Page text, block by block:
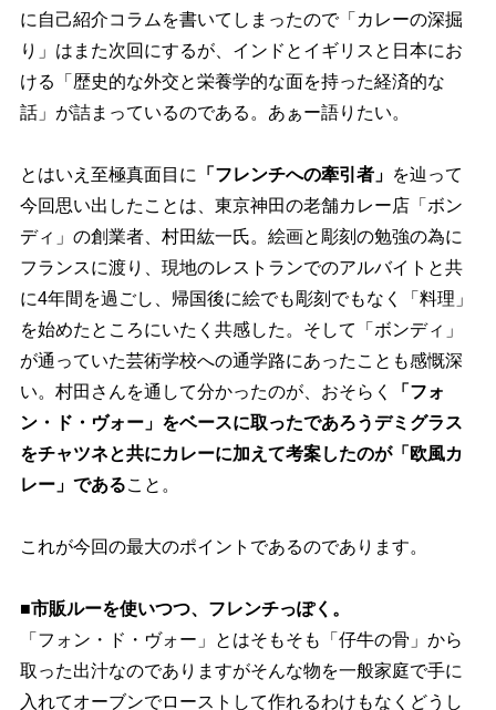
に自己紹介コラムを書いてしまったので「カレーの深掘
り」はまた次回にするが、インドとイギリスと日本にお
ける「歴史的な外交と栄養学的な面を持った経済的な
話」が詰まっているのである。あぁー語りたい。
とはいえ至極真面目に 「フレンチへの牽引者」 を辿って
今回思い出したことは、東京神田の老舗カレー店「ボン
ディ」の創業者、村田紘一氏。絵画と彫刻の勉強の為に
フランスに渡り、現地のレストランでのアルバイトと共
に4年間を過ごし、帰国後に絵でも彫刻でもなく「料理」
を始めたところにいたく共感した。そして「ボンディ」
が通っていた芸術学校への通学路にあったことも感慨深
い。村田さんを通して分かったのが、おそらく
「フォ
ン・ド・ヴォー」をベースに取ったであろうデミグラス
をチャツネと共にカレーに加えて考案したのが「欧風カ
レー」であること。
これが今回の最大のポイントであるのであります。
■市販ルーを使いつつ、フレンチっぽく。
「フォン・ド・ヴォー」とはそもそも「仔牛の骨」から
取った出汁なのでありますがそんな物を一般家庭で手に
入れてオーブンでローストして作れるわけもなくどうし